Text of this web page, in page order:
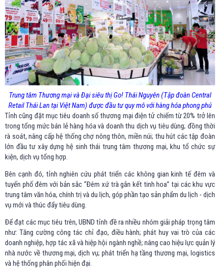
Trung tâm Thương mại và Đại siêu thị Go! Thái Nguyên (Tập đoàn Central
Retail Thái Lan tại Việt Nam) được đầu tư quy mô với hàng hóa phong phú
Tỉnh cũng đặt mục tiêu doanh số thương mại điện tử chiếm từ 20% trở lên
trong tổng mức bán lẻ hàng hóa và doanh thu dịch vụ tiêu dùng; đồng thời
rà soát, nâng cấp hệ thống chợ nông thôn, miền núi; thu hút các tập đoàn
lớn đầu tư xây dựng hệ sinh thái trung tâm thương mại, khu tổ chức sự
kiện, dịch vụ tổng hợp.
Bên cạnh đó, tỉnh nghiên cứu phát triển các không gian kinh tế đêm và
tuyến phố đêm với bản sắc “Đêm xứ trà gắn kết tinh hoa” tại các khu vực
trung tâm văn hóa, chính trị và du lịch, góp phần tạo sản phẩm du lịch - dịch
vụ mới và thúc đẩy tiêu dùng.
Để đạt các mục tiêu trên, UBND tỉnh đề ra nhiều nhóm giải pháp trọng tâm
như: Tăng cường công tác chỉ đạo, điều hành; phát huy vai trò của các
doanh nghiệp, hợp tác xã và hiệp hội ngành nghề; nâng cao hiệu lực quản lý
nhà nước về thương mại, dịch vụ; phát triển hạ tầng thương mại, logistics
và hệ thống phân phối hiện đại.